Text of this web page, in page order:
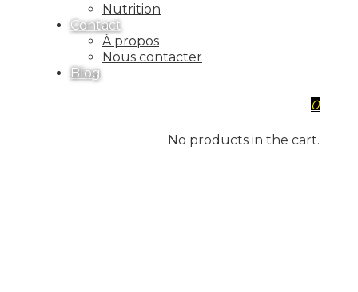
Nutrition
Contact
À propos
Nous contacter
Blog
0
No products in the cart.